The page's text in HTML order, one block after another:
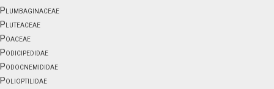
Plumbaginaceae
Pluteaceae
Poaceae
Podicipedidae
Podocnemididae
Polioptilidae